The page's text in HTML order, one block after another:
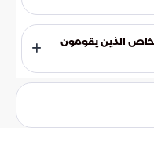
نعم، خصصت الجهات المعنية الرقم 995 لاستقبال البلاغات
بريد إلكتروني رسمي
الذين يقومون
لبيانات المبلغين،